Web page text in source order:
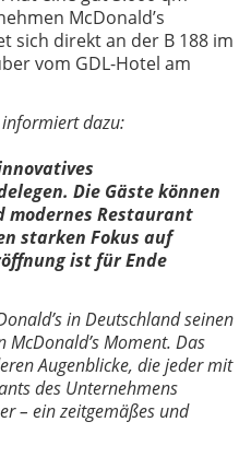
McDonald’s
sich direkt an der B 188 im
vom GDL-Hotel am
informiert dazu:
Die Gäste können
modernes Restaurant
starken Fokus auf
ist für Ende
in Deutschland seinen
McDonald’s Moment. Das
Augenblicke, die jeder mit
des Unternehmens
– ein zeitgemäßes und